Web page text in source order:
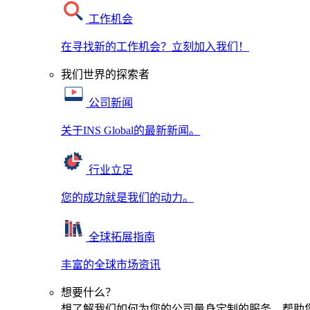
工作机会
在寻找新的工作机会？立刻加入我们！
我们世界的探索者
公司新闻
关于INS Global的最新新闻。
行业立足
您的成功就是我们的动力。
全球拓展指南
丰富的全球市场资讯
想要什么？